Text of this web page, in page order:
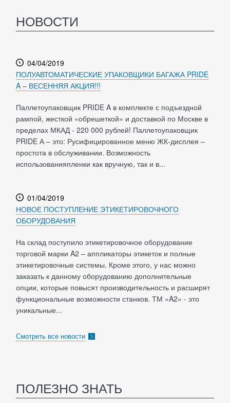
НОВОСТИ
04/04/2019
ПОЛУАВТОМАТИЧЕСКИЕ УПАКОВЩИКИ БАГАЖА PRIDE
A – ВЕСЕННЯЯ АКЦИЯ!!!
Паллетоупаковщик PRIDE A в комплекте с подъездной
рампой, жесткой «обрешеткой» и доставкой по Москве в
пределах МКАД - 220 000 рублей! Паллетоупаковщик
PRIDE А – это: Русифицированное меню ЖК-дисплея –
простота в обслуживании. Возможность
использованияпленки как вручную, так и в...
01/04/2019
НОВОЕ ПОСТУПЛЕНИЕ ЭТИКЕТИРОВОЧНОГО
ОБОРУДОВАНИЯ
На склад поступило этикетировочное оборудование
торговой марки A2 – аппликаторы этикеток и полные
этикетировочные системы. Кроме этого, у нас можно
заказать к данному оборудованию дополнительные
опции, которые повысят производительность и расширят
функциональные возможности станков. ТМ «A2» - это
уникальные...
Смотреть все новости
ПОЛЕЗНО ЗНАТЬ